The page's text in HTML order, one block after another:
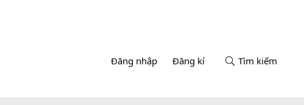
Đăng nhập Đăng kí Tìm kiếm